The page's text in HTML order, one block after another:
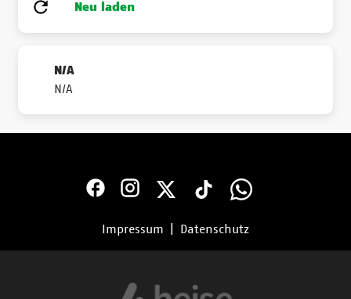
Neu laden
N/A
N/A
Impressum Datenschutz